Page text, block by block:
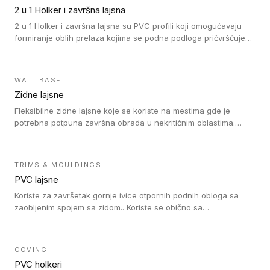
(kompaktni i akustički), kao i sa podnim oblogama od linoleuma.
2 u 1 Holker i završna lajsna
2 u 1 Holker i završna lajsna su PVC profili koji omogućavaju
formiranje oblih prelaza kojima se podna podloga pričvršćuje
WALL BASE
Zidne lajsne
Fleksibilne zidne lajsne koje se koriste na mestima gde je
potrebna potpuna završna obrada u nekritičnim oblastima.
TRIMS & MOULDINGS
PVC lajsne
Koriste za završetak gornje ivice otpornih podnih obloga sa
zaobljenim spojem sa zidom.. Koriste se obično sa
rešenje).
COVING
PVC holkeri